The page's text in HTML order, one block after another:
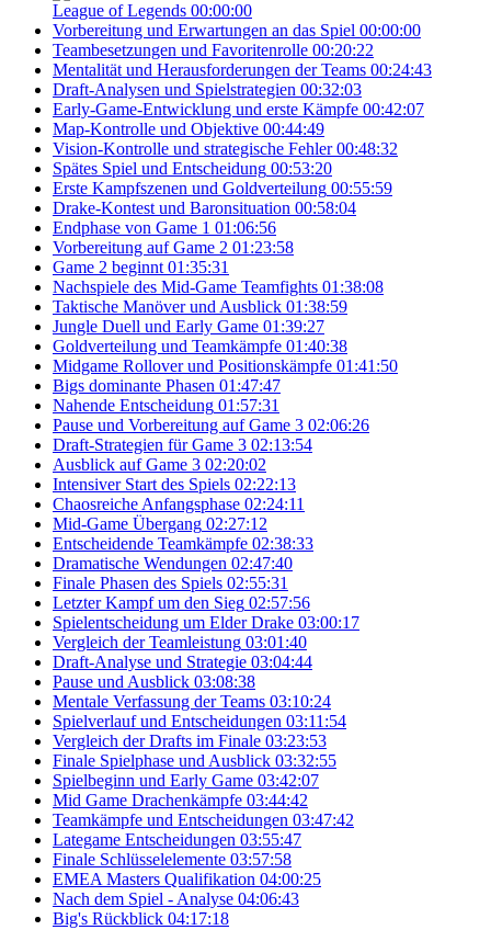
League of Legends 00:00:00
Vorbereitung und Erwartungen an das Spiel 00:00:00
Teambesetzungen und Favoritenrolle 00:20:22
Mentalität und Herausforderungen der Teams 00:24:43
Draft-Analysen und Spielstrategien 00:32:03
Early-Game-Entwicklung und erste Kämpfe 00:42:07
Map-Kontrolle und Objektive 00:44:49
Vision-Kontrolle und strategische Fehler 00:48:32
Spätes Spiel und Entscheidung 00:53:20
Erste Kampfszenen und Goldverteilung 00:55:59
Drake-Kontest und Baronsituation 00:58:04
Endphase von Game 1 01:06:56
Vorbereitung auf Game 2 01:23:58
Game 2 beginnt 01:35:31
Nachspiele des Mid-Game Teamfights 01:38:08
Taktische Manöver und Ausblick 01:38:59
Jungle Duell und Early Game 01:39:27
Goldverteilung und Teamkämpfe 01:40:38
Midgame Rollover und Positionskämpfe 01:41:50
Bigs dominante Phasen 01:47:47
Nahende Entscheidung 01:57:31
Pause und Vorbereitung auf Game 3 02:06:26
Draft-Strategien für Game 3 02:13:54
Ausblick auf Game 3 02:20:02
Intensiver Start des Spiels 02:22:13
Chaosreiche Anfangsphase 02:24:11
Mid-Game Übergang 02:27:12
Entscheidende Teamkämpfe 02:38:33
Dramatische Wendungen 02:47:40
Finale Phasen des Spiels 02:55:31
Letzter Kampf um den Sieg 02:57:56
Spielentscheidung um Elder Drake 03:00:17
Vergleich der Teamleistung 03:01:40
Draft-Analyse und Strategie 03:04:44
Pause und Ausblick 03:08:38
Mentale Verfassung der Teams 03:10:24
Spielverlauf und Entscheidungen 03:11:54
Vergleich der Drafts im Finale 03:23:53
Finale Spielphase und Ausblick 03:32:55
Spielbeginn und Early Game 03:42:07
Mid Game Drachenkämpfe 03:44:42
Teamkämpfe und Entscheidungen 03:47:42
Lategame Entscheidungen 03:55:47
Finale Schlüsselelemente 03:57:58
EMEA Masters Qualifikation 04:00:25
Nach dem Spiel - Analyse 04:06:43
Big's Rückblick 04:17:18